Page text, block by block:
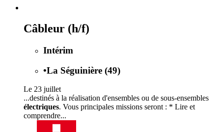
Câbleur (h/f)
Intérim
•La Séguinière (49)
Le 23 juillet
...destinés à la réalisation d'ensembles ou de sous-ensembles
électriques. Vous principales missions seront : * Lire et
comprendre...